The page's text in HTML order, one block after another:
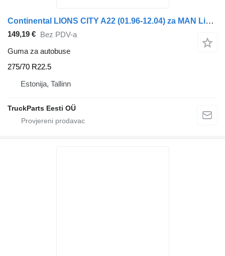
Continental LIONS CITY A22 (01.96-12.04) za MAN Lion's bus (1991-)
149,19 € Bez PDV-a
Guma za autobuse
275/70 R22.5
Estonija, Tallinn
TruckParts Eesti OÜ